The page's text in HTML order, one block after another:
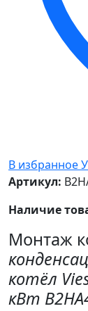
В избранное
Артикул:
Наличие
Монтаж
котёл
кВт